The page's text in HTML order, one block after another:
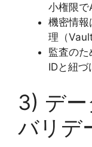
小権限で
機密情報
理（
監査の
IDと紐づ
3) デー
バリデ